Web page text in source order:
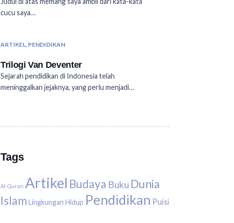
cucu saya…
ARTIKEL PENDIDIKAN
Trilogi Van Deventer
Sejarah pendidikan di Indonesia telah
meninggalkan jejaknya, yang perlu menjadi…
Tags
Al-Quran Artikel Budaya Buku Dunia
Islam Lingkungan Hidup Pendidikan Puisi